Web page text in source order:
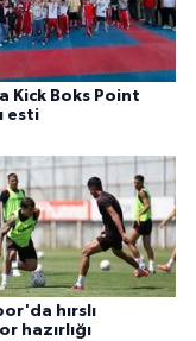
Kick Boks Point
esti
hırslı
hazırlığı